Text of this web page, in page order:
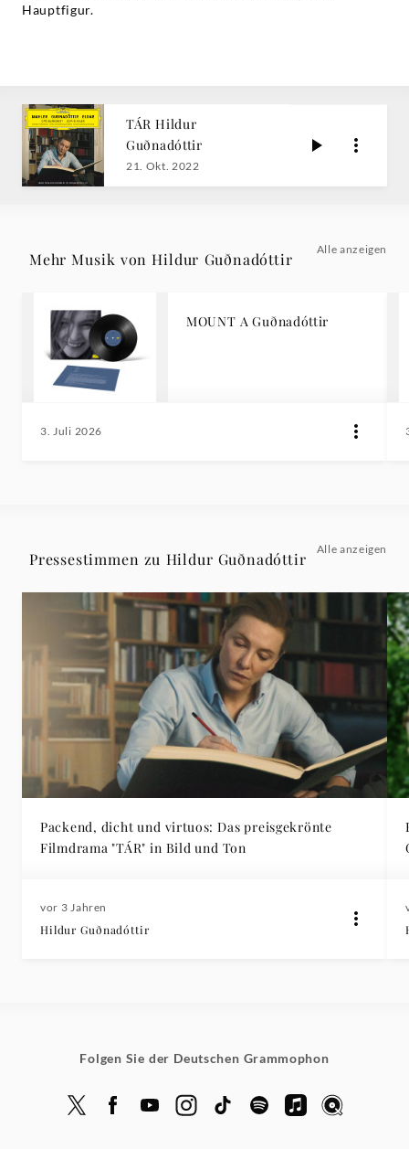
Hauptfigur.
TÁR Hildur
Guðnadóttir
21. Okt. 2022
Mehr Musik von Hildur Guðnadóttir
Alle anzeigen
MOUNT A Guðnadóttir
3. Juli 2026
Pressestimmen zu Hildur Guðnadóttir
Alle anzeigen
Packend, dicht und virtuos: Das preisgekrönte
Filmdrama "TÁR" in Bild und Ton
vor 3 Jahren
Hildur Guðnadóttir
Folgen Sie der Deutschen Grammophon